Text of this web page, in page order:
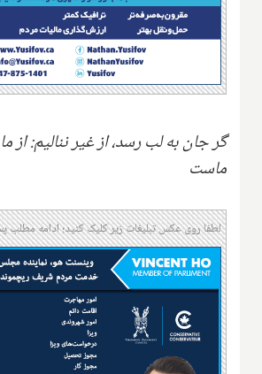
گر جان به لب رسد، از غیر ننالیم: از
ماست
لطفا روی عکس تبلیغات زیر کلیک کنید؛ ادامه مطلب